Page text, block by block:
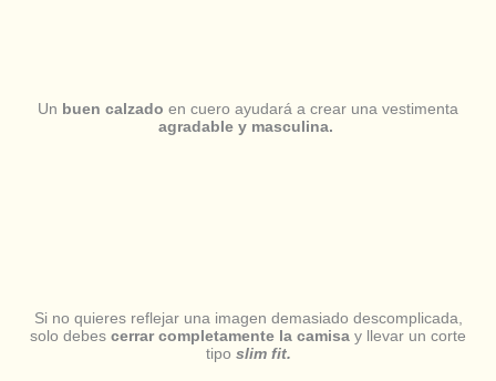
Un buen calzado en cuero ayudará a crear una vestimenta
agradable y masculina.
Si no quieres reflejar una imagen demasiado descomplicada,
solo debes cerrar completamente la camisa y llevar un corte
tipo slim fit.